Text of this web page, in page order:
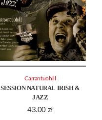
SESSION NATURAL IRISH &
JAZZ
43.00 zł
Carrantuohill